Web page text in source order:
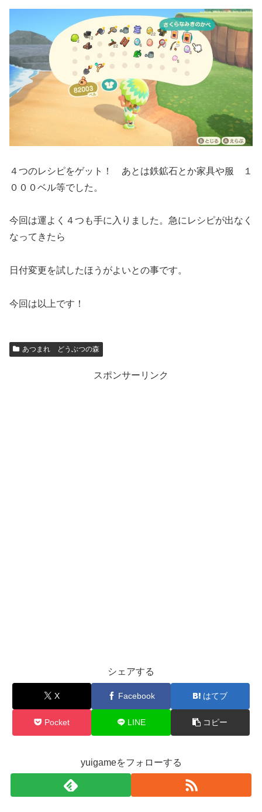
４つのレシピをゲット！ あとは鉄鉱石とか家具や服 １
０００ベル等でした。
今回は運よく４つも手に入りました。急にレシピが出なく
なってきたら
日付変更を試したほうがよいとの事です。
今回は以上です！
あつまれ どうぶつの森
スポンサーリンク
シェアする
X Facebook はてブ
Pocket LINE コピー
yuigameをフォローする